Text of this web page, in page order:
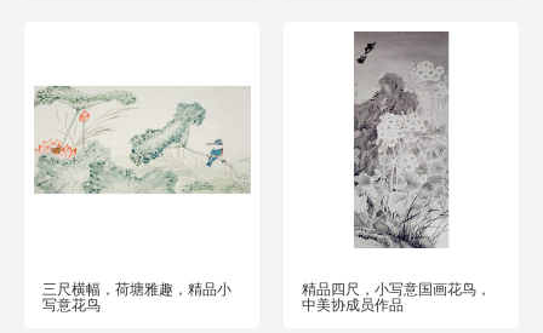
三尺横幅，荷塘雅趣，精品小
写意花鸟
精品四尺，小写意国画花鸟，
中美协成员作品